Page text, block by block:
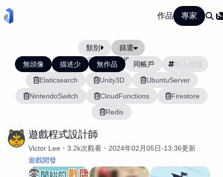
作品 專家
類別 篩選
當前排序: 活躍度
無頭像 描述少 無作品
同帳戶
Elaticsearch
Unity3D
UbuntuServer
NintendoSwitch
CloudFunctions
Firestore
Redis
遊戲程式設計師
Victor Lee 3.2k次觀看
2024年02月05日-13:36更新
遊戲開發